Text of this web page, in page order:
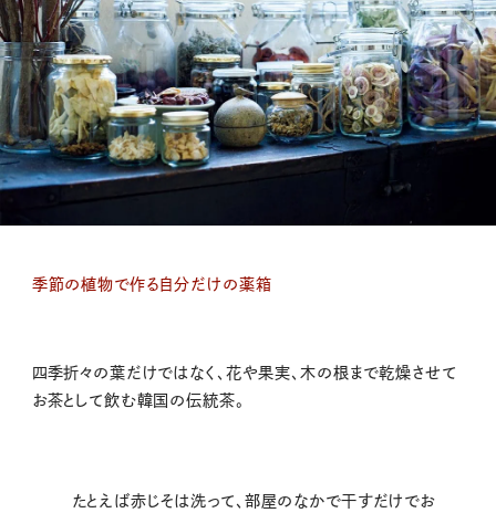
季節の植物で作る自分だけの薬箱
四季折々の葉だけではなく、花や果実、木の根まで乾燥させて
お茶として飲む韓国の伝統茶。
たとえば赤じそは洗って、部屋のなかで干すだけでお